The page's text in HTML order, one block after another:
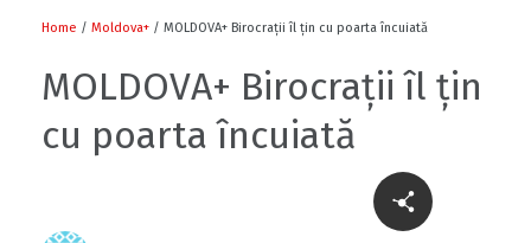
0
Home / Moldova+ / MOLDOVA+ Birocrații îl țin cu poarta încuiată
MOLDOVA+ Birocrații îl țin
cu poarta încuiată